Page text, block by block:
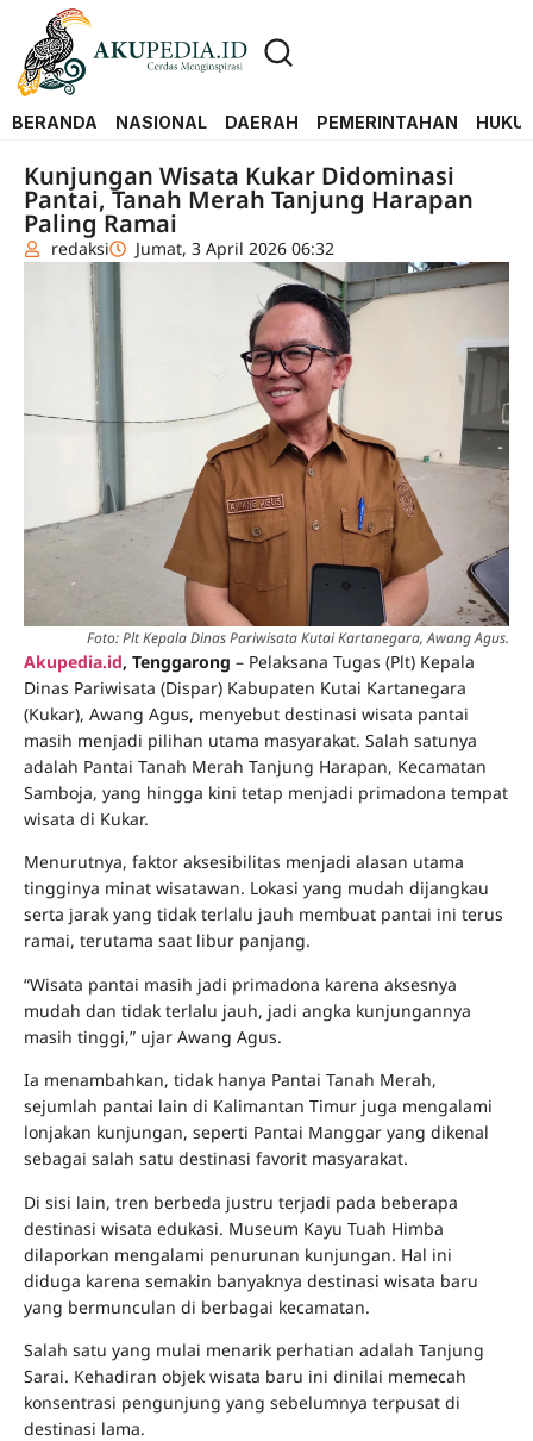
BERANDA NASIONAL DAERAH PEMERINTAHAN
Kunjungan Wisata Kukar Didominasi
Pantai, Tanah Merah Tanjung Harapan
Paling Ramai
redaksi Jumat, 3 April 2026 06:32
Foto: Plt Kepala Dinas Pariwisata Kutai Kartanegara, Awang Agus.
Akupedia.id, Tenggarong – Pelaksana Tugas (Plt) Kepala
Dinas Pariwisata (Dispar) Kabupaten Kutai Kartanegara
(Kukar), Awang Agus, menyebut destinasi wisata pantai
masih menjadi pilihan utama masyarakat. Salah satunya
adalah Pantai Tanah Merah Tanjung Harapan, Kecamatan
Samboja, yang hingga kini tetap menjadi primadona tempat
wisata di Kukar.
Menurutnya, faktor aksesibilitas menjadi alasan utama
tingginya minat wisatawan. Lokasi yang mudah dijangkau
serta jarak yang tidak terlalu jauh membuat pantai ini terus
ramai, terutama saat libur panjang.
“Wisata pantai masih jadi primadona karena aksesnya
mudah dan tidak terlalu jauh, jadi angka kunjungannya
masih tinggi,” ujar Awang Agus.
Ia menambahkan, tidak hanya Pantai Tanah Merah,
sejumlah pantai lain di Kalimantan Timur juga mengalami
lonjakan kunjungan, seperti Pantai Manggar yang dikenal
sebagai salah satu destinasi favorit masyarakat.
Di sisi lain, tren berbeda justru terjadi pada beberapa
destinasi wisata edukasi. Museum Kayu Tuah Himba
dilaporkan mengalami penurunan kunjungan. Hal ini
diduga karena semakin banyaknya destinasi wisata baru
yang bermunculan di berbagai kecamatan.
Salah satu yang mulai menarik perhatian adalah Tanjung
Sarai. Kehadiran objek wisata baru ini dinilai memecah
konsentrasi pengunjung yang sebelumnya terpusat di
destinasi lama.